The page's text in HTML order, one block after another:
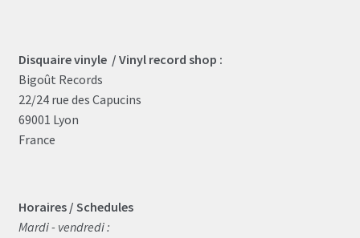
Disquaire vinyle / Vinyl record shop :
Bigoût Records
22/24 rue des Capucins
69001 Lyon
France
Horaires / Schedules
Mardi - vendredi :